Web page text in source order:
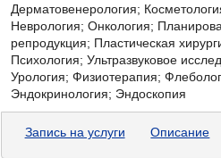
Дерматовенерология;
Неврология; Онкология;
репродукция; Пластическая
Психология; Ультразвуковое
Урология; Физиотерапия;
Эндокринология; Эндоскопия
Запись на услуги Описание